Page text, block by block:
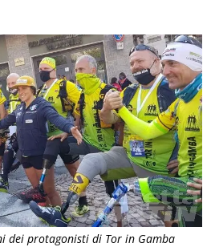
dei protagonisti di Tor in Gamba